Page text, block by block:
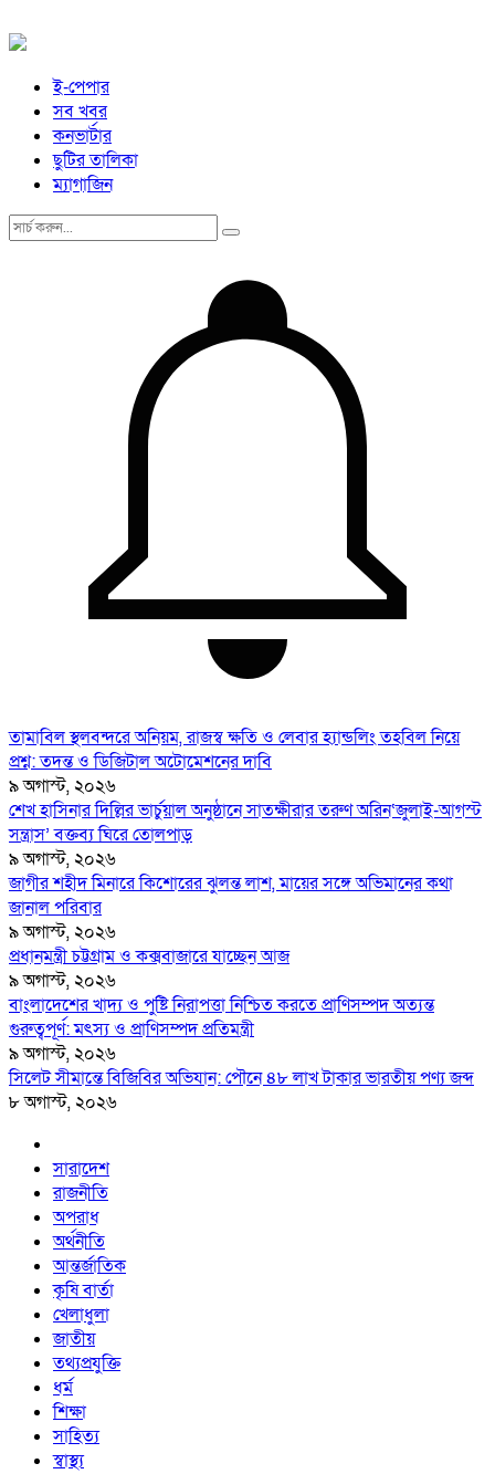
ই-পেপার
সব খবর
কনভার্টার
ছুটির তালিকা
ম্যাগাজিন
তামাবিল স্থলবন্দরে অনিয়ম, রাজস্ব ক্ষতি ও লেবার হ্যান্ডলিং তহবিল নিয়ে
প্রশ্ন: তদন্ত ও ডিজিটাল অটোমেশনের দাবি
৯ অগাস্ট, ২০২৬
শেখ হাসিনার দিল্লির ভার্চুয়াল অনুষ্ঠানে সাতক্ষীরার তরুণ অরিন‘জুলাই-আগস্ট
সন্ত্রাস’ বক্তব্য ঘিরে তোলপাড়
৯ অগাস্ট, ২০২৬
জাগীর শহীদ মিনারে কিশোরের ঝুলন্ত লাশ, মায়ের সঙ্গে অভিমানের কথা
জানাল পরিবার
৯ অগাস্ট, ২০২৬
প্রধানমন্ত্রী চট্টগ্রাম ও কক্সবাজারে যাচ্ছেন আজ
৯ অগাস্ট, ২০২৬
বাংলাদেশের খাদ্য ও পুষ্টি নিরাপত্তা নিশ্চিত করতে প্রাণিসম্পদ অত্যন্ত
গুরুত্বপূর্ণ: মৎস্য ও প্রাণিসম্পদ প্রতিমন্ত্রী
৯ অগাস্ট, ২০২৬
সিলেট সীমান্তে বিজিবির অভিযান: পৌনে ৪৮ লাখ টাকার ভারতীয় পণ্য জব্দ
৮ অগাস্ট, ২০২৬
সারাদেশ
রাজনীতি
অপরাধ
অর্থনীতি
আন্তর্জাতিক
কৃষি বার্তা
খেলাধুলা
জাতীয়
তথ্যপ্রযুক্তি
ধর্ম
শিক্ষা
সাহিত্য
স্বাস্থ্য